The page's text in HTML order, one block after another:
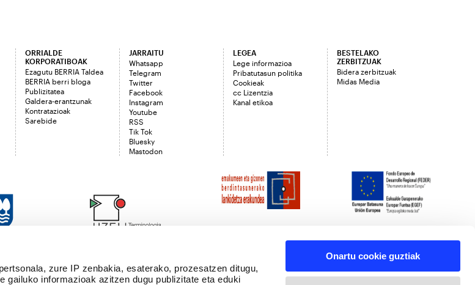
zure IP zenbakia, esaterako, prozesatzen ditugu,
gailuko informazioak azitzen dugu publizitate eta eduki
Onartu cookie guztiak
ORRIALDE
KORPORATIBOAK
Ezagutu BERRIA Taldea
BERRIA berri bloga
Publizitatea
Galdera-erantzunak
Kontratazioak
Sarebide
JARRAITU
Whatsapp
Telegram
Twitter
Facebook
Instagram
Youtube
RSS
Tik Tok
Bluesky
Mastodon
LEGEA
Lege informazioa
Pribatutasun politika
Cookieak
cc Lizentzia
Kanal etikoa
BESTELAKO
ZERBITZUAK
Bidera zerbitzuak
Midas Media